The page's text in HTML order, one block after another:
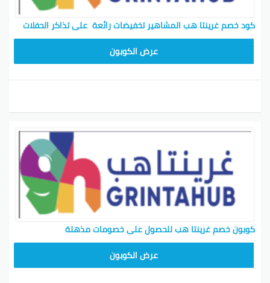
كود خصم غرينتا هب المشاهير تخفيضات رائعة على تذاكر الحفلات
عرض الكوبون
كوبون خصم غرينتا هب للحصول على خصومات مذهلة
عرض الكوبون